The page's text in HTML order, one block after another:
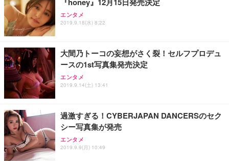
Sezlife オフィスチェア デスクチェア 疲れない テレ
ワーク チェア 強化バックレスト 30度ロッキング機
能 人間工学 椅子 腰サポート 90度跳ね上げ式アーム
務用 おしゃれ パソコンチェア (ホワイト)
ANDWINT オフィスチェア デスクチェア 肘なし メ
ッシュ 通気性 ランバーサポート付き 腰サポート ガ
ス圧無段階昇降 360度回転 キャスター付き コンパク
【整備済み品】Dell E2724HS 27インチ 液晶モニタ
ー フルHD（1920×1080）VA 非光沢 HDMI/DisplayP
ort/VGA スピーカー内蔵 高さ調整 スイベル VESA対
【MiniLED/24.5inch/280Hz/FHD】GRAPHT THE S
HOOTER Gaming Monitor 24” Essential ゲーミン
グモニター QD 24.5インチ 1ms FHD 量子ドット 残
Smart Basic(スマートベーシック) 【Amazon.co.jp
限定】 Smart Basic アイリスオーヤマ ペットシーツ
超厚型 お徳用 ワイド 100枚入 (x 1) (ケース販売)
アイリスオーヤマ ペットシーツ 超厚型 お徳用 レギ
ュラー 200枚入【Amazon.co.jp限定】
エンタメ
2019.9.18(水) 8:22
大間乃トーコの妄想がさく裂！セルフプロデュ
ースの1st写真集発売決定
エンタメ
2019.9.14(土) 13:41
過激すぎる！CYBERJAPAN DANCERSのセク
シー写真集が発売
エンタメ
2019.9.9(月) 10:49